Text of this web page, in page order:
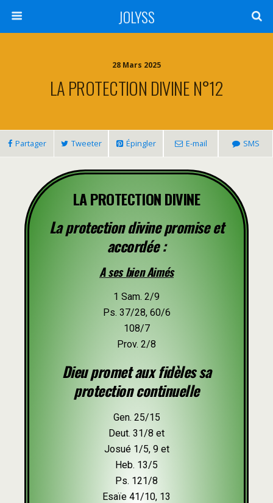
JOLYSS
28 Mars 2025
LA PROTECTION DIVINE N°12
Partager Tweeter Épingler E-mail SMS
LA PROTECTION DIVINE
La protection divine promise et
accordée :
A ses bien Aimés
1 Sam. 2/9
Ps. 37/28, 60/6
108/7
Prov. 2/8
Dieu promet aux fidèles sa
protection continuelle
Gen. 25/15
Deut. 31/8 et
Josué 1/5, 9 et
Heb. 13/5
Ps. 121/8
Esaïe 41/10, 13